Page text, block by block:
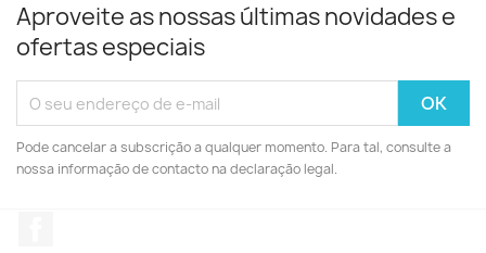
Aproveite as nossas últimas novidades e
ofertas especiais
Pode cancelar a subscrição a qualquer momento. Para tal, consulte a
nossa informação de contacto na declaração legal.